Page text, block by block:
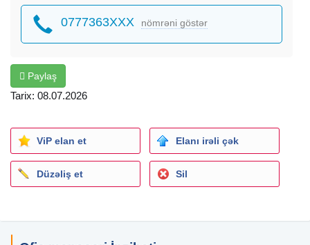
CV-nizi göndərə bilərsiz.
0777363XXX nömrəni göstər
Paylaş
Tarix: 08.07.2026
ViP elan et Elanı irəli çək
Düzəliş et Sil